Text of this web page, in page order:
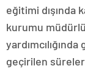
eğitimi dışında
kurumu
geçirilen